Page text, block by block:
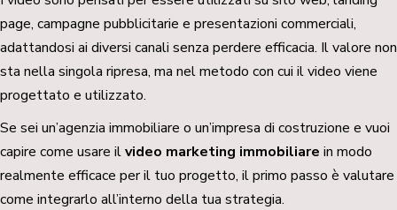
page, campagne pubblicitarie e presentazioni commerciali,
adattandosi ai diversi canali senza perdere efficacia. Il valore non
sta nella singola ripresa, ma nel metodo con cui il video viene
progettato e utilizzato.
Se sei un’agenzia immobiliare o un’impresa di costruzione e vuoi
capire come usare ilvideo marketing immobiliare in modo
realmente efficace per il tuo progetto, il primo passo è valutare
come integrarlo all’interno della tua strategia.